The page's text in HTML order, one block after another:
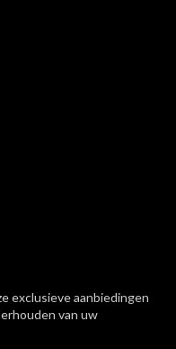
exclusieve aanbiedingen
van uw